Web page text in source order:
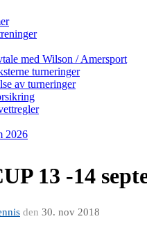
med Wilson / Amersport
turneringer
av turneringer
2026
13 -14
den 30. nov 2018